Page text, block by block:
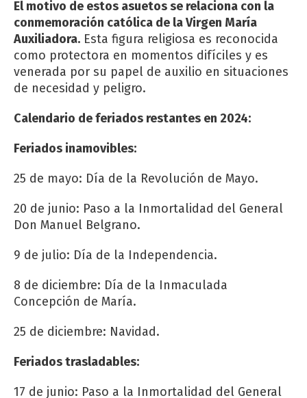
El motivo de estos asuetos se relaciona con la
conmemoración católica de la Virgen María
Auxiliadora. Esta figura religiosa es reconocida
como protectora en momentos difíciles y es
venerada por su papel de auxilio en situaciones
de necesidad y peligro.
Calendario de feriados restantes en 2024:
Feriados inamovibles:
25 de mayo: Día de la Revolución de Mayo.
20 de junio: Paso a la Inmortalidad del General
Don Manuel Belgrano.
9 de julio: Día de la Independencia.
8 de diciembre: Día de la Inmaculada
Concepción de María.
25 de diciembre: Navidad.
Feriados trasladables:
17 de junio: Paso a la Inmortalidad del General